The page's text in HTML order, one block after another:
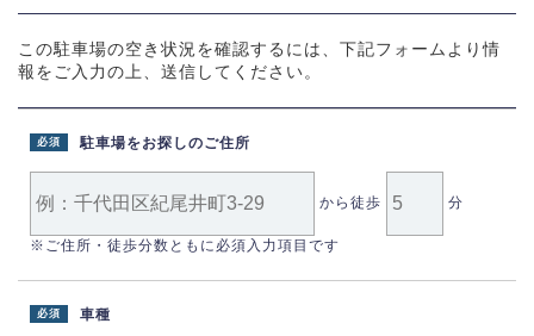
この駐車場の空き状況を確認するには、下記フォームより情
報をご入力の上、送信してください。
駐車場をお探しのご住所
必須
から徒歩 分
※ご住所・徒歩分数ともに必須入力項目です
車種
必須